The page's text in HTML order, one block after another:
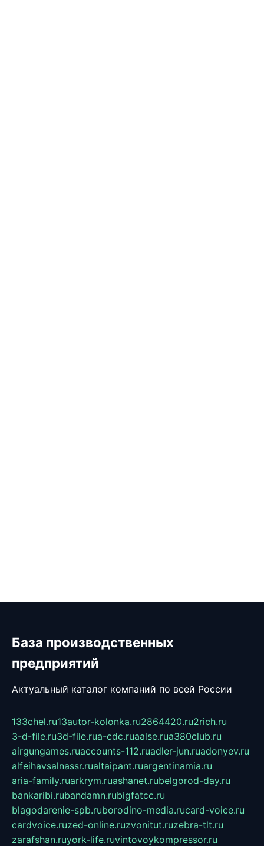
База производственных
предприятий
Актуальный каталог компаний по всей России
133chel.ru13autor-kolonka.ru2864420.ru2rich.ru
3-d-file.ru3d-file.rua-cdc.ruaalse.rua380club.ru
airgungames.ruaccounts-112.ruadler-jun.ruadonyev.ru
alfeihavsalnassr.rualtaipant.ruargentinamia.ru
aria-family.ruarkrym.ruashanet.rubelgorod-day.ru
bankaribi.rubandamn.rubigfatcc.ru
blagodarenie-spb.ruborodino-media.rucard-voice.ru
cardvoice.ruzed-online.ruzvonitut.ruzebra-tlt.ru
zarafshan.ruyork-life.ruvintovoykompressor.ru